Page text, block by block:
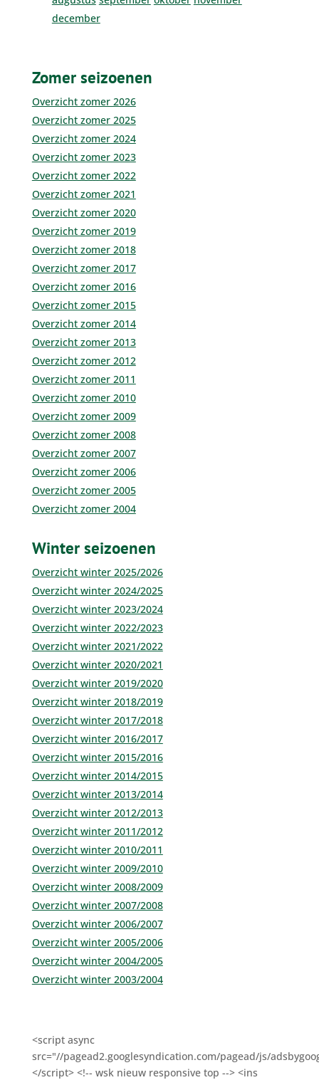
december
Zomer seizoenen
Overzicht zomer 2026
Overzicht zomer 2025
Overzicht zomer 2024
Overzicht zomer 2023
Overzicht zomer 2022
Overzicht zomer 2021
Overzicht zomer 2020
Overzicht zomer 2019
Overzicht zomer 2018
Overzicht zomer 2017
Overzicht zomer 2016
Overzicht zomer 2015
Overzicht zomer 2014
Overzicht zomer 2013
Overzicht zomer 2012
Overzicht zomer 2011
Overzicht zomer 2010
Overzicht zomer 2009
Overzicht zomer 2008
Overzicht zomer 2007
Overzicht zomer 2006
Overzicht zomer 2005
Overzicht zomer 2004
Winter seizoenen
Overzicht winter 2025/2026
Overzicht winter 2024/2025
Overzicht winter 2023/2024
Overzicht winter 2022/2023
Overzicht winter 2021/2022
Overzicht winter 2020/2021
Overzicht winter 2019/2020
Overzicht winter 2018/2019
Overzicht winter 2017/2018
Overzicht winter 2016/2017
Overzicht winter 2015/2016
Overzicht winter 2014/2015
Overzicht winter 2013/2014
Overzicht winter 2012/2013
Overzicht winter 2011/2012
Overzicht winter 2010/2011
Overzicht winter 2009/2010
Overzicht winter 2008/2009
Overzicht winter 2007/2008
Overzicht winter 2006/2007
Overzicht winter 2005/2006
Overzicht winter 2004/2005
Overzicht winter 2003/2004
<script async
src="//pagead2.googlesyndication.com/pagead/js/
</script> <!-- wsk nieuw responsive top --> <ins